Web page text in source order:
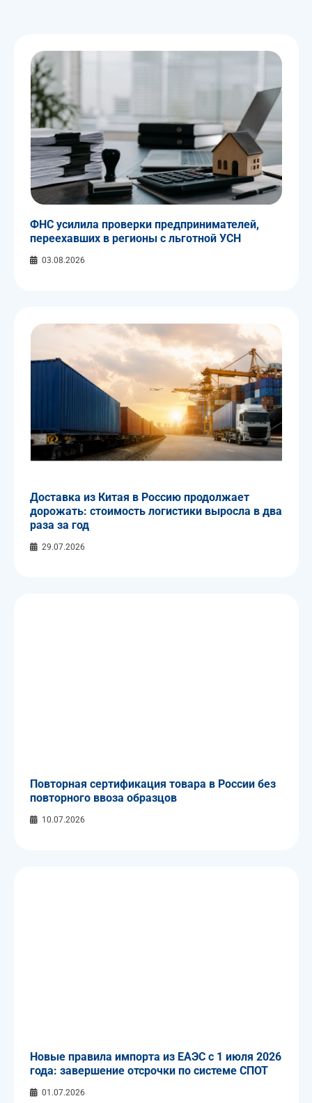
ФНС усилила проверки предпринимателей,
переехавших в регионы с льготной УСН
03.08.2026
Доставка из Китая в Россию продолжает
дорожать: стоимость логистики выросла в два
раза за год
29.07.2026
Повторная сертификация товара в России без
повторного ввоза образцов
10.07.2026
Новые правила импорта из ЕАЭС с 1 июля 2026
года: завершение отсрочки по системе СПОТ
01.07.2026